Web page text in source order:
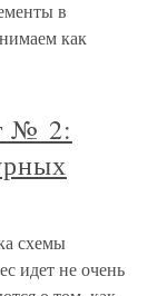
в
как
№ 2:
схемы
идет не очень